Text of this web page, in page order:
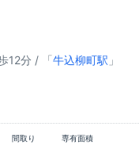
12分 / 「牛込柳町駅 」
間取り
専有面積